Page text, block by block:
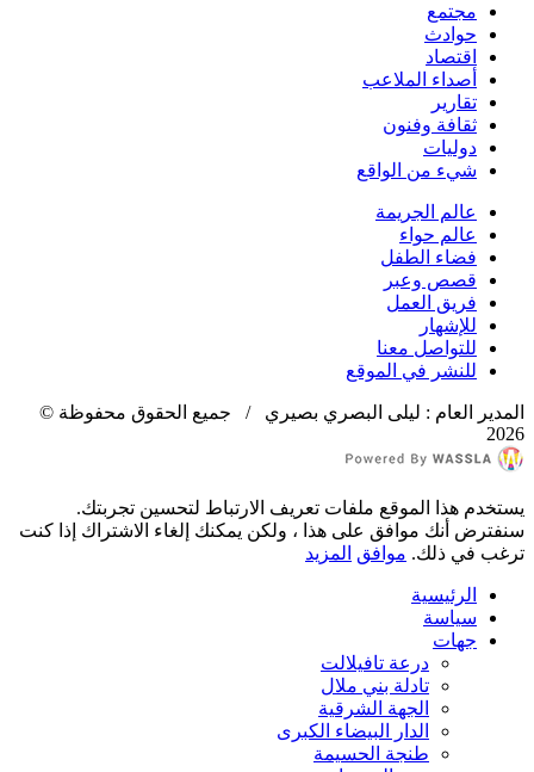
مجتمع
حوادث
اقتصاد
أصداء الملاعب
تقارير
ثقافة وفنون
دوليات
شيء من الواقع
عالم الجريمة
عالم حواء
فضاء الطفل
قصص وعبر
فريق العمل
للإشهار
للتواصل معنا
للنشر في الموقع
المدير العام : ليلى البصري بصيري / جميع الحقوق محفوظة ©
2026
يستخدم هذا الموقع ملفات تعريف الارتباط لتحسين تجربتك.
سنفترض أنك موافق على هذا ، ولكن يمكنك إلغاء الاشتراك إذا كنت
ترغب في ذلك. موافق المزيد
الرئيسية
سياسة
جهات
درعة تافيلالت
تادلة بني ملال
الجهة الشرقية
الدار البيضاء الكبرى
طنجة الحسيمة